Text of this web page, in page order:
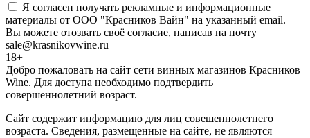
Я согласен получать рекламные и информационные
материалы от ООО "Красников Вайн" на указанный email.
Вы можете отозвать своё согласие, написав на почту
sale@krasnikovwine.ru
18+
Добро пожаловать на сайт сети винных магазинов Красников
Wine. Для доступа необходимо подтвердить
совершеннолетний возраст.
Сайт содержит информацию для лиц совешеннолетнего
возраста. Сведения, размещенные на сайте, не являются